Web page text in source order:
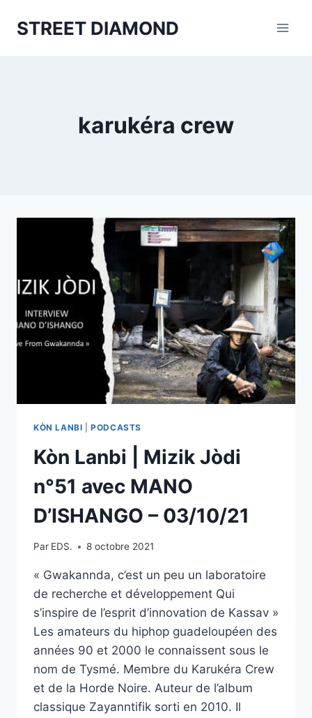
STREET DIAMOND
karukéra crew
KÒN LANBI |PODCASTS
Kòn Lanbi | Mizik Jòdi
n°51 avec MANO
D’ISHANGO – 03/10/21
Par EDS. 8 octobre 2021
« Gwakannda, c’est un peu un laboratoire
de recherche et développement Qui
s’inspire de l’esprit d’innovation de Kassav »
Les amateurs du hiphop guadeloupéen des
années 90 et 2000 le connaissent sous le
nom de Tysmé. Membre du Karukéra Crew
et de la Horde Noire. Auteur de l’album
classique Zayanntifik sorti en 2010. Il